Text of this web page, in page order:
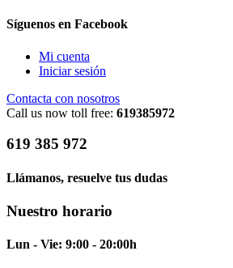
Síguenos en Facebook
Mi cuenta
Iniciar sesión
Contacta con nosotros
Call us now toll free: 619385972
619 385 972
Llámanos, resuelve tus dudas
Nuestro horario
Lun - Vie: 9:00 - 20:00h